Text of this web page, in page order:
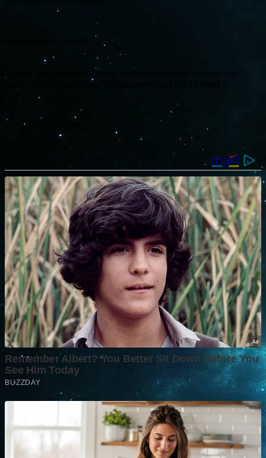
apollo-16-astronauts-found-alien-spaceship-120124.html]